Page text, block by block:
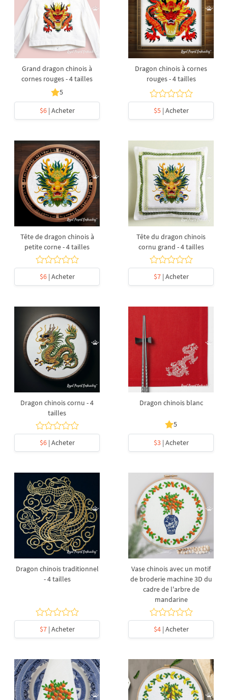
Grand dragon chinois à
cornes rouges - 4 tailles
5
$6| Acheter
Dragon chinois à cornes
rouges - 4 tailles
$5| Acheter
Tête de dragon chinois à
petite corne - 4 tailles
$6| Acheter
Tête du dragon chinois
cornu grand - 4 tailles
$7| Acheter
Dragon chinois cornu - 4
tailles
$6| Acheter
Dragon chinois blanc
5
$3| Acheter
Dragon chinois traditionnel
- 4 tailles
$7| Acheter
Vase chinois avec un motif
de broderie machine 3D du
cadre de l'arbre de
mandarine
$4| Acheter